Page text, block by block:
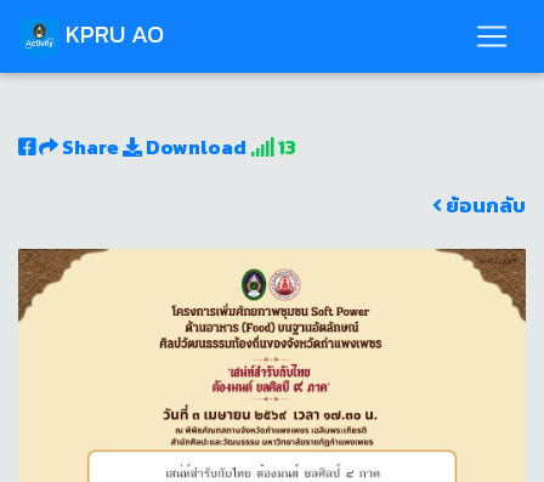
KPRU AO
Share Download
13
ย้อนกลับ